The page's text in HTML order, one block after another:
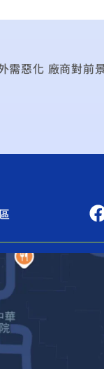
需惡化 廠商對前